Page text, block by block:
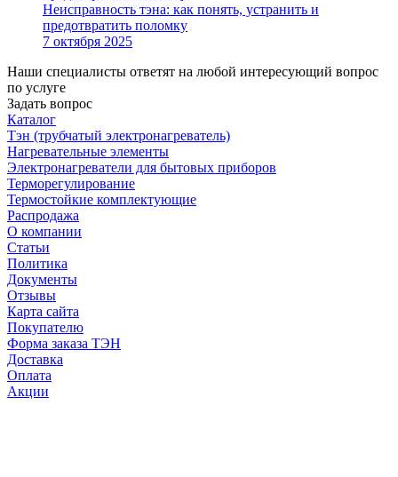
Неисправность тэна: как понять, устранить и
предотвратить поломку
7 октября 2025
Наши специалисты ответят на любой интересующий вопрос
по услуге
Задать вопрос
Каталог
Тэн (трубчатый электронагреватель)
Нагревательные элементы
Электронагреватели для бытовых приборов
Терморегулирование
Термостойкие комплектующие
Распродажа
О компании
Статьи
Политика
Документы
Отзывы
Карта сайта
Покупателю
Форма заказа ТЭН
Доставка
Оплата
Акции